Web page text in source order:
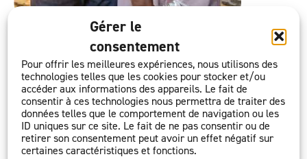
Gérer le
consentement
Pour offrir les meilleures expériences, nous utilisons des
technologies telles que les cookies pour stocker et/ou
accéder aux informations des appareils. Le fait de
consentir à ces technologies nous permettra de traiter des
données telles que le comportement de navigation ou les
ID uniques sur ce site. Le fait de ne pas consentir ou de
retirer son consentement peut avoir un effet négatif sur
certaines caractéristiques et fonctions.
Publié le 18 juillet 2023
L’Entraide du Diaconat protestant de Nantes a
souhaité en 2022 embaucher une deuxième chargée
de mission à temps partiel pour développer sa
capacité d’hébergement de personnes vulnérables.
Qu’elles soient réfugiées, régularisées ou aux droits
incomplets, le Diaconat héberge actuellement 51